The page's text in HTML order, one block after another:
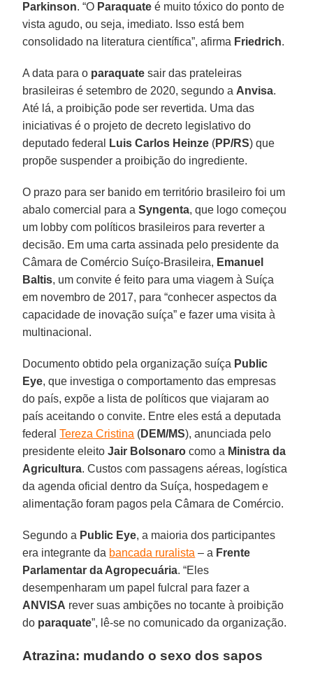
Parkinson. “O Paraquate é muito tóxico do ponto de
vista agudo, ou seja, imediato. Isso está bem
consolidado na literatura científica”, afirma Friedrich.
A data para o paraquate sair das prateleiras
brasileiras é setembro de 2020, segundo a Anvisa.
Até lá, a proibição pode ser revertida. Uma das
iniciativas é o projeto de decreto legislativo do
deputado federal
Luis Carlos Heinze (PP/RS) que
propõe suspender a proibição do ingrediente.
O prazo para ser banido em território brasileiro foi um
abalo comercial para aSyngenta, que logo começou
um lobby com políticos brasileiros para reverter a
decisão. Em uma carta assinada pelo presidente da
Câmara de Comércio Suíço-Brasileira, Emanuel
Baltis, um convite é feito para uma viagem à Suíça
em novembro de 2017, para “conhecer aspectos da
capacidade de inovação suíça” e fazer uma visita à
multinacional.
Documento obtido pela organização suíça Public
Eye, que investiga o comportamento das empresas
do país, expõe a lista de políticos que viajaram ao
país aceitando o convite. Entre eles está a deputada
federalTereza Cristina (DEM/MS), anunciada pelo
presidente eleitoJair Bolsonaro como a Ministra da
Agricultura. Custos com passagens aéreas, logística
da agenda oficial dentro da Suíça, hospedagem e
alimentação foram pagos pela Câmara de Comércio.
Segundo a Public Eye, a maioria dos participantes
era integrante da bancada ruralista – a Frente
Parlamentar da Agropecuária. “Eles
desempenharam um papel fulcral para fazer a
ANVISA rever suas ambições no tocante à proibição
do paraquate”, lê-se no comunicado da organização.
Atrazina: mudando o sexo dos sapos